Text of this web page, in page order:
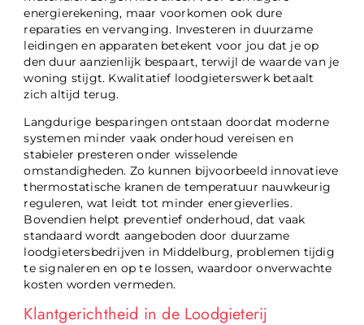
energierekening, maar voorkomen ook dure
reparaties en vervanging. Investeren in duurzame
leidingen en apparaten betekent voor jou dat je op
den duur aanzienlijk bespaart, terwijl de waarde van je
woning stijgt. Kwalitatief loodgieterswerk betaalt
zich altijd terug.
Langdurige besparingen ontstaan doordat moderne
systemen minder vaak onderhoud vereisen en
stabieler presteren onder wisselende
omstandigheden. Zo kunnen bijvoorbeeld innovatieve
thermostatische kranen de temperatuur nauwkeurig
reguleren, wat leidt tot minder energieverlies.
Bovendien helpt preventief onderhoud, dat vaak
standaard wordt aangeboden door duurzame
loodgietersbedrijven in Middelburg, problemen tijdig
te signaleren en op te lossen, waardoor onverwachte
kosten worden vermeden.
Klantgerichtheid in de Loodgieterij